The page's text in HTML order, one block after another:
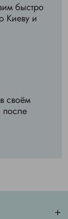
быстро
Киеву и
своём
после